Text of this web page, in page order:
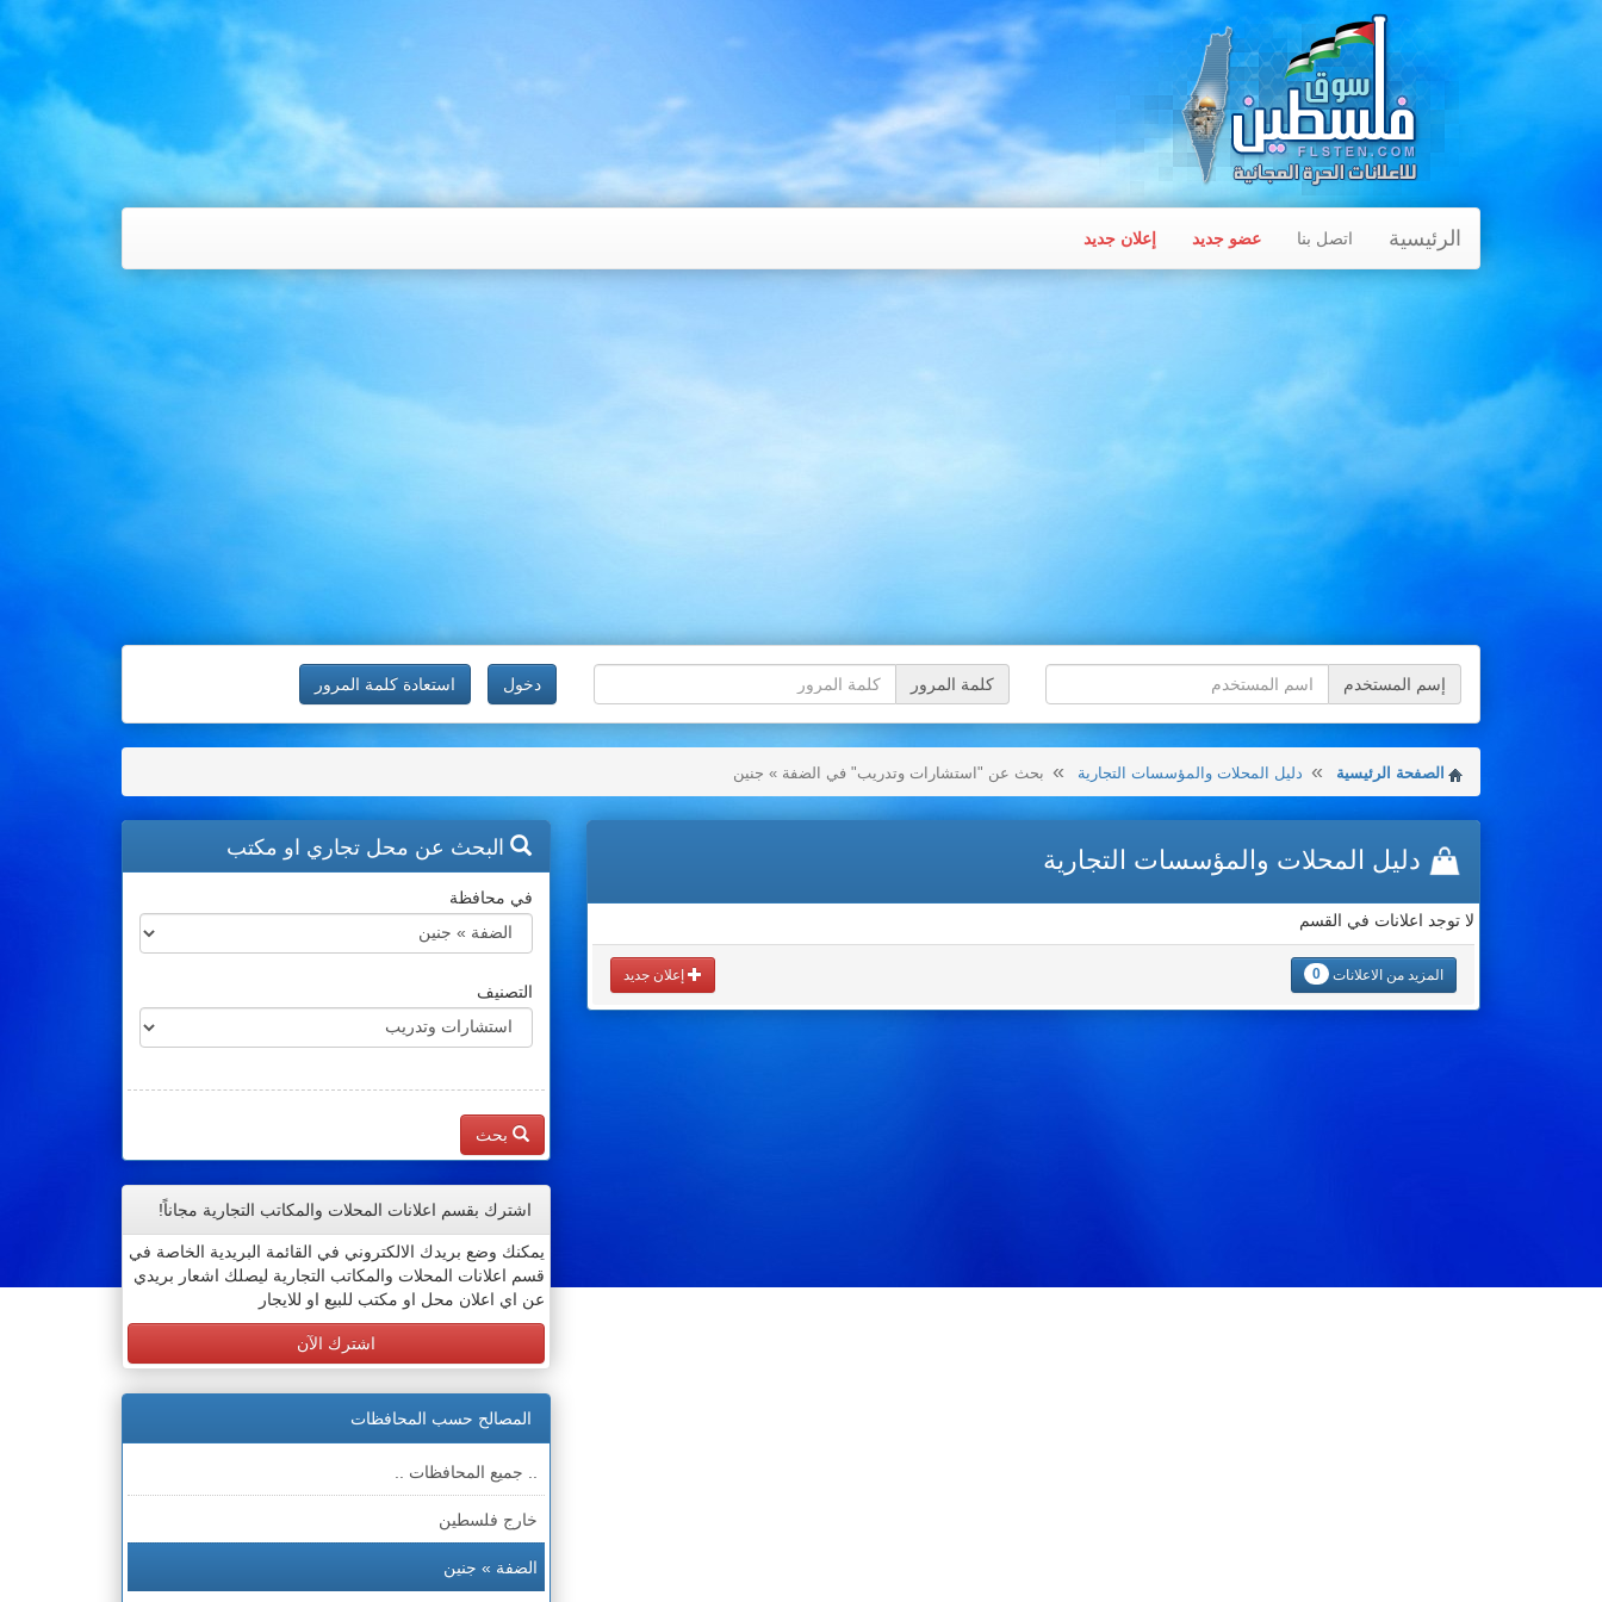
الرئيسية اتصل بنا عضو جديد إعلان جديد
إسم المستخدم كلمة المرور دخول استعادة كلمة المرور
الصفحة الرئيسية دليل المحلات والمؤسسات التجارية بحث عن "استشارات وتدريب" في الضفة » جنين
دليل المحلات والمؤسسات التجارية
لا توجد اعلانات في القسم
المزيد من الاعلانات 0 إعلان جديد
البحث عن محل تجاري او مكتب
في محافظة
التصنيف
بحث
اشترك بقسم اعلانات المحلات والمكاتب التجارية مجاناً!
يمكنك وضع بريدك الالكتروني في القائمة البريدية الخاصة في
قسم اعلانات المحلات والمكاتب التجارية ليصلك اشعار بريدي
عن اي اعلان محل او مكتب للبيع او للايجار
اشترك الآن
المصالح حسب المحافظات
.. جميع المحافظات ..
خارج فلسطين
الضفة » جنين